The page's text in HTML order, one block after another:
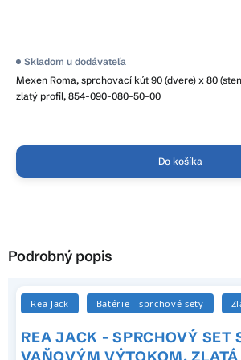
Mexen Roma, sprchovací kút 90 (dvere) x 80
zlatý profil, 854-090-080-50-00
Skladom u dodávateľa
Do košíka
Podrobný popis
Rea Jack Batérie - sprchové sety
REA JACK - SPRCHOVÝ SET